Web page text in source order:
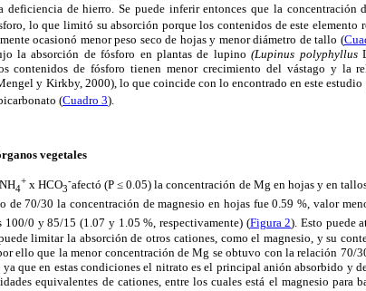
deficiencia de hierro. Se puede inferir entonces que la concentración
lo que limitó su absorción porque los contenidos de este elemento
ocasionó menor peso seco de hojas y menor diámetro de tallo (
la absorción de fósforo en plantas de lupino(Lupinus polyphyllus
contenidos de fósforo tienen menor crecimiento del vástago y la
y Kirkby, 2000), lo que coincide con lo encontrado en este
(Cuadro 3).
vegetales
4
+ x HCO3
-afectó (P ≤ 0.05) la concentración de Mg en hojas y en
de 70/30 la concentración de magnesio en hojas fue 0.59 %, valor
100/0 y 85/15 (1.07 y 1.05 %, respectivamente) (Figura 2). Esto puede
limitar la absorción de otros cationes, como el magnesio, y su
ello que la menor concentración de Mg se obtuvo con la relación 70/
que en estas condiciones el nitrato es el principal anión absorbido y
equivalentes de cationes, entre los cuales está el magnesio para